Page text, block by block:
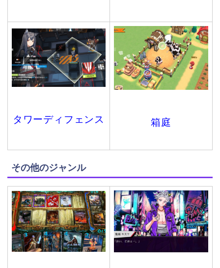
タワーディフェンス 箱庭
その他のジャンル